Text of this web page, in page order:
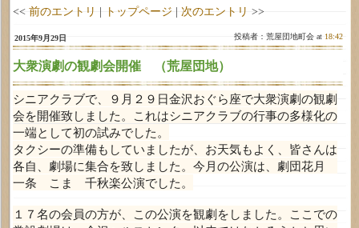
<< 前のエントリ | トップページ | 次のエントリ >>
2015年9月29日 投稿者：荒屋団地町会 at 18:42
大衆演劇の観劇会開催 （荒屋団地）
シニアクラブで、９月２９日金沢おぐら座で大衆演劇の観劇
会を開催致しました。これはシニアクラブの行事の多様化の
一端として初の試みでした。
タクシーの準備もしていましたが、お天気もよく、皆さんは
各自、劇場に集合を致しました。今月の公演は、劇団花月
一条 こま 千秋楽公演でした。
１７名の会員の方が、この公演を観劇をしました。ここでの